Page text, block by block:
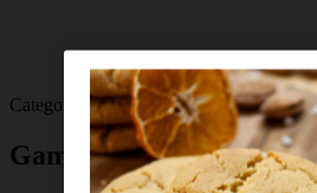
Categorías
Gaming